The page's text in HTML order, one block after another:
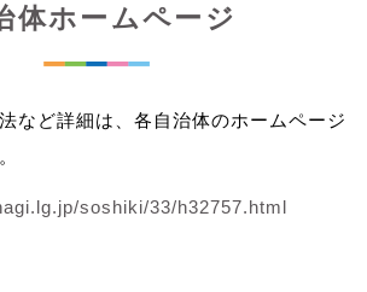
体ホームページ
など詳細は、各自治体のホームページ
soshiki/33/h32757.html